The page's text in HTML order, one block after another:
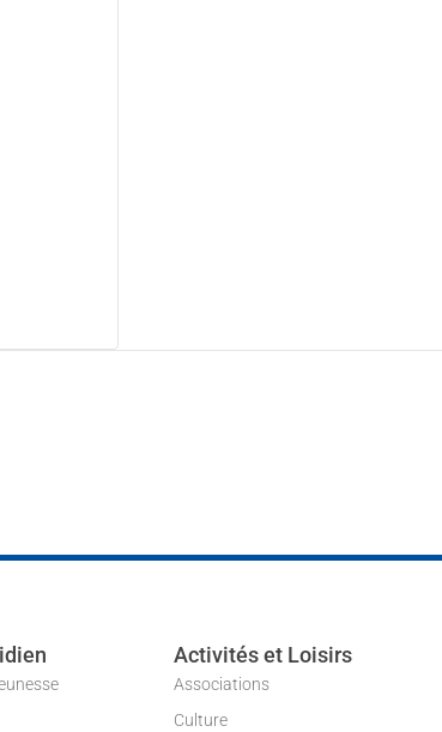
Activités et Loisirs
Associations
Culture